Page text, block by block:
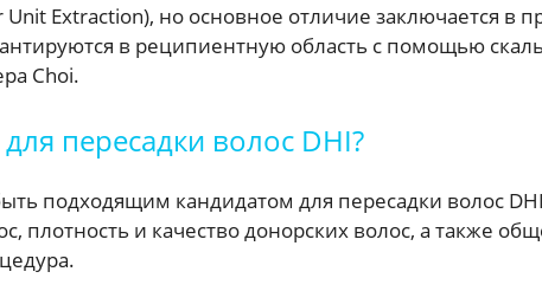
Extraction), но основное отличие заключается в
в реципиентную область с помощью
Choi.
пересадки волос DHI?
подходящим кандидатом для пересадки волос
плотность и качество донорских волос, а также